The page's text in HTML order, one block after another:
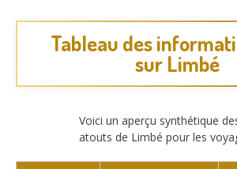
Tableau des
sur Limbé
Voici un aperçu synthétique
atouts de Limbé pour les